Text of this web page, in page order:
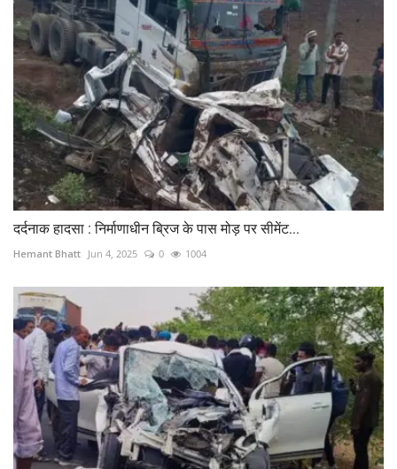
दर्दनाक हादसा : निर्माणाधीन ब्रिज के पास मोड़ पर सीमेंट...
Hemant Bhatt Jun 4, 2025 0 1004